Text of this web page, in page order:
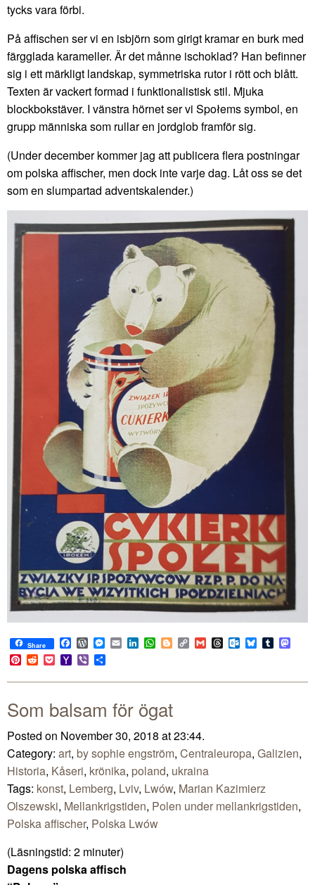
tycks vara förbi.
På affischen ser vi en isbjörn som girigt kramar en burk med
färgglada karameller. Är det månne ischoklad? Han befinner
sig i ett märkligt landskap, symmetriska rutor i rött och blått.
Texten är vackert formad i funktionalistisk stil. Mjuka
blockbokstäver. I vänstra hörnet ser vi Społems symbol, en
grupp människa som rullar en jordglob framför sig.
(Under december kommer jag att publicera flera postningar
om polska affischer, men dock inte varje dag. Låt oss se det
som en slumpartad adventskalender.)
Share Facebook
WordPress
Messenger
EmailLinkedIn
WhatsApp
BloggerCopy
Link
GmailThreadsOutlook.com
BlueskyTumblr
Pinterest
RedditPocketYahoo
Mail
Viber
Som balsam för ögat
Posted on November 30, 2018 at 23:44.
Category: art, by sophie engström, Centraleuropa, Galizien,
Historia, Kåseri, krönika, poland, ukraina
Tags: konst, Lemberg, Lviv, Lwów, Marian Kazimierz
Olszewski, Mellankrigstiden, Polen under mellankrigstiden,
Polska affischer, Polska Lwów
(Läsningstid: 2 minuter)
Dagens polska affisch